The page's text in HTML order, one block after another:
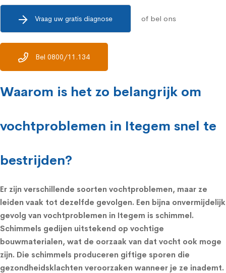
Vraag uw gratis diagnose of bel ons
Bel 0800/11.134
Waarom is het zo belangrijk om
vochtproblemen in Itegem snel te
bestrijden?
Er zijn verschillende soorten vochtproblemen, maar ze
leiden vaak tot dezelfde gevolgen. Een bijna onvermijdelijk
gevolg van vochtproblemen in Itegem is schimmel.
Schimmels gedijen uitstekend op vochtige
bouwmaterialen, wat de oorzaak van dat vocht ook moge
zijn. Die schimmels produceren giftige sporen die
gezondheidsklachten veroorzaken wanneer je ze inademt.